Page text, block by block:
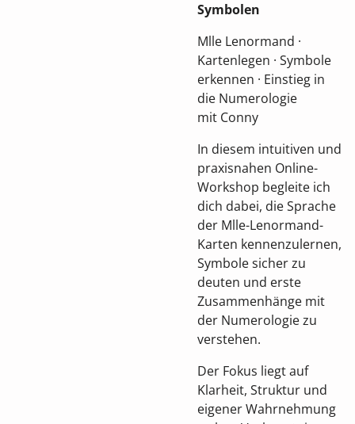
Symbolen
Mlle Lenormand ·
Kartenlegen · Symbole
erkennen · Einstieg in
die Numerologie
mit Conny
In diesem intuitiven und
praxisnahen Online-
Workshop begleite ich
dich dabei, die Sprache
der Mlle-Lenormand-
Karten kennenzulernen,
Symbole sicher zu
deuten und erste
Zusammenhänge mit
der Numerologie zu
verstehen.
Der Fokus liegt auf
Klarheit, Struktur und
eigener Wahrnehmung